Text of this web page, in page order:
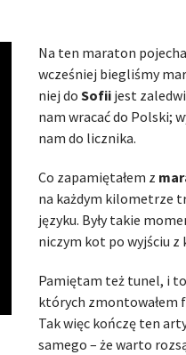
Na ten maraton
wcześniej biegliśmy
niej do Sofii jest
nam wracać do Polski;
nam do licznika.
Co zapamiętałem z
na każdym kilometrze
języku. Były takie
niczym kot po wyjściu z
Pamiętam też tunel, i to
których zmontowałem
Tak więc kończę ten
samego – że warto